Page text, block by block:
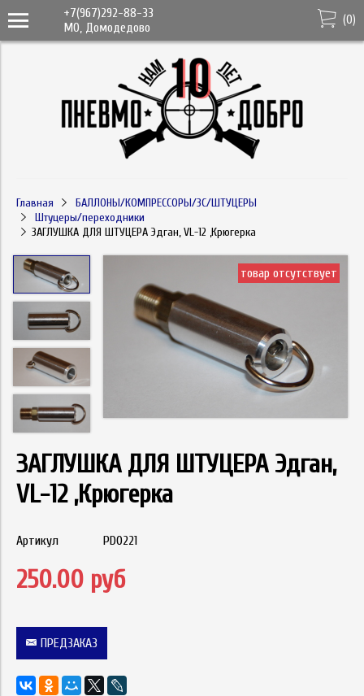
+7(967)292-88-33
МО, Домодедово
(0)
Главная
БАЛЛОНЫ/КОМПРЕССОРЫ/ЗС/ШТУЦЕРЫ
Штуцеры/переходники
ЗАГЛУШКА ДЛЯ ШТУЦЕРА Эдган, VL-12 ,Крюгерка
товар отсутствует
ЗАГЛУШКА ДЛЯ ШТУЦЕРА Эдган,
VL-12 ,Крюгерка
Артикул PD0221
250.00 руб
ПРЕДЗАКАЗ